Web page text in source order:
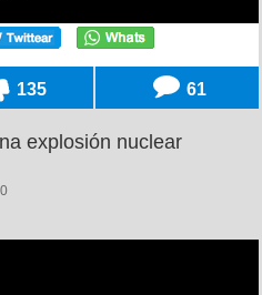
135 61
explosión nuclear